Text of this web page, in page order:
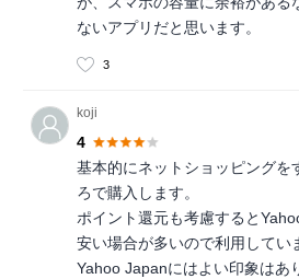
ないアプリだと思います。
3
koji
4
基本的にネットショッピングを
ろで購入します。
ポイント還元も考慮すると
安い場合が多いので利用してい
Yahoo Japanにはよい印象はあ